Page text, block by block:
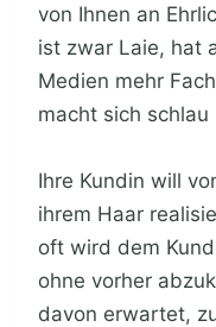
von Ihnen an
ist zwar Laie, hat
Medien mehr
macht sich
Ihre Kundin will
ihrem Haar
oft wird dem
ohne vorher
davon erwartet,